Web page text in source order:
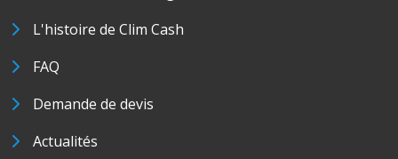
L'histoire de Clim Cash
FAQ
Demande de devis
Actualités